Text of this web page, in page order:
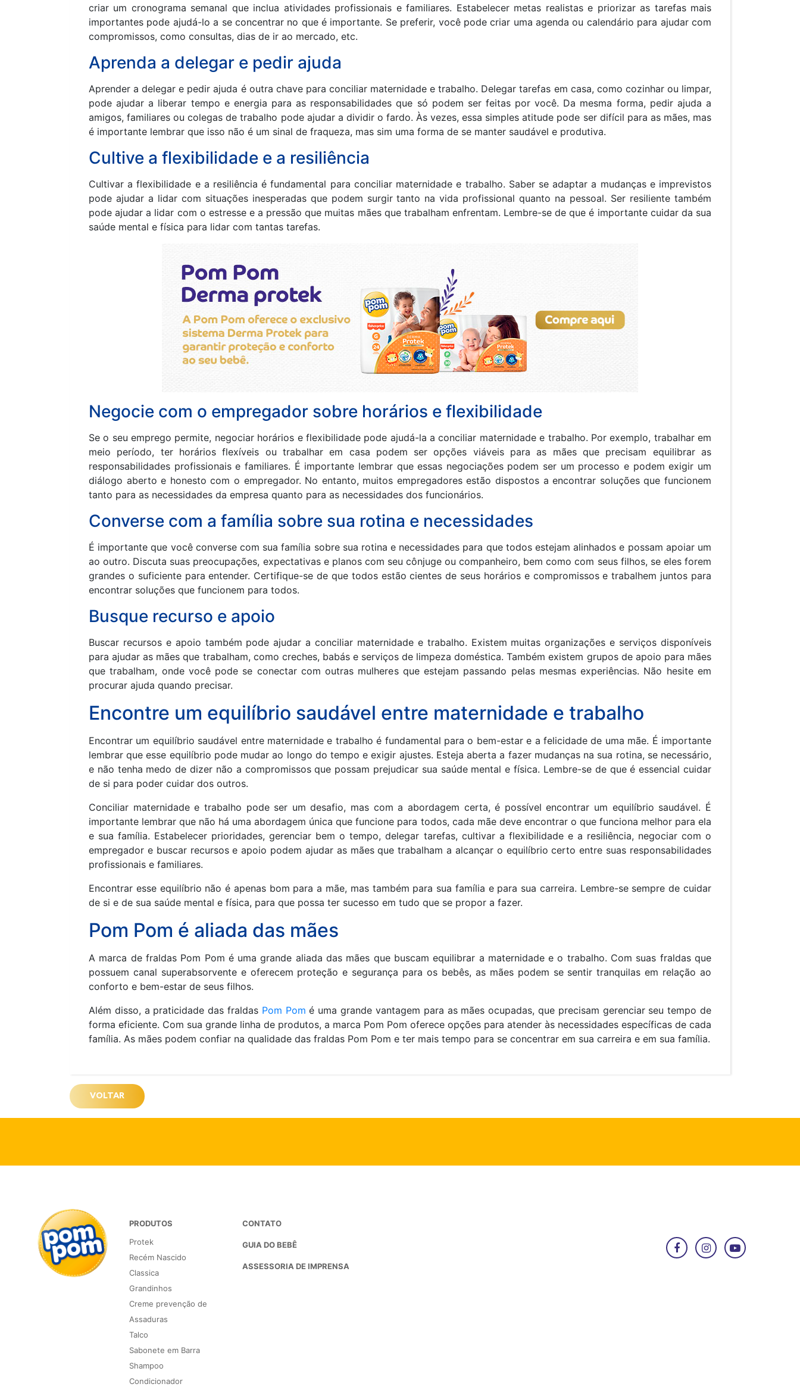
criar um cronograma semanal que inclua atividades profissionais e familiares. Estabelecer metas realistas e priorizar as tarefas mais
importantes pode ajudá-lo a se concentrar no que é importante. Se preferir, você pode criar uma agenda ou calendário para ajudar com
compromissos, como consultas, dias de ir ao mercado, etc.
Aprenda a delegar e pedir ajuda
Aprender a delegar e pedir ajuda é outra chave para conciliar maternidade e trabalho. Delegar tarefas em casa, como cozinhar ou limpar,
pode ajudar a liberar tempo e energia para as responsabilidades que só podem ser feitas por você. Da mesma forma, pedir ajuda a
amigos, familiares ou colegas de trabalho pode ajudar a dividir o fardo. Às vezes, essa simples atitude pode ser difícil para as mães, mas
é importante lembrar que isso não é um sinal de fraqueza, mas sim uma forma de se manter saudável e produtiva.
Cultive a flexibilidade e a resiliência
Cultivar a flexibilidade e a resiliência é fundamental para conciliar maternidade e trabalho. Saber se adaptar a mudanças e imprevistos
pode ajudar a lidar com situações inesperadas que podem surgir tanto na vida profissional quanto na pessoal. Ser resiliente também
pode ajudar a lidar com o estresse e a pressão que muitas mães que trabalham enfrentam. Lembre-se de que é importante cuidar da sua
saúde mental e física para lidar com tantas tarefas.
Negocie com o empregador sobre horários e flexibilidade
Se o seu emprego permite, negociar horários e flexibilidade pode ajudá-la a conciliar maternidade e trabalho. Por exemplo, trabalhar em
meio período, ter horários flexíveis ou trabalhar em casa podem ser opções viáveis para as mães que precisam equilibrar as
responsabilidades profissionais e familiares. É importante lembrar que essas negociações podem ser um processo e podem exigir um
diálogo aberto e honesto com o empregador. No entanto, muitos empregadores estão dispostos a encontrar soluções que funcionem
tanto para as necessidades da empresa quanto para as necessidades dos funcionários.
Converse com a família sobre sua rotina e necessidades
É importante que você converse com sua família sobre sua rotina e necessidades para que todos estejam alinhados e possam apoiar um
ao outro. Discuta suas preocupações, expectativas e planos com seu cônjuge ou companheiro, bem como com seus filhos, se eles forem
grandes o suficiente para entender. Certifique-se de que todos estão cientes de seus horários e compromissos e trabalhem juntos para
encontrar soluções que funcionem para todos.
Busque recurso e apoio
Buscar recursos e apoio também pode ajudar a conciliar maternidade e trabalho. Existem muitas organizações e serviços disponíveis
para ajudar as mães que trabalham, como creches, babás e serviços de limpeza doméstica. Também existem grupos de apoio para mães
que trabalham, onde você pode se conectar com outras mulheres que estejam passando pelas mesmas experiências. Não hesite em
procurar ajuda quando precisar.
Encontre um equilíbrio saudável entre maternidade e trabalho
Encontrar um equilíbrio saudável entre maternidade e trabalho é fundamental para o bem-estar e a felicidade de uma mãe. É importante
lembrar que esse equilíbrio pode mudar ao longo do tempo e exigir ajustes. Esteja aberta a fazer mudanças na sua rotina, se necessário,
e não tenha medo de dizer não a compromissos que possam prejudicar sua saúde mental e física. Lembre-se de que é essencial cuidar
de si para poder cuidar dos outros.
Conciliar maternidade e trabalho pode ser um desafio, mas com a abordagem certa, é possível encontrar um equilíbrio saudável. É
importante lembrar que não há uma abordagem única que funcione para todos, cada mãe deve encontrar o que funciona melhor para ela
e sua família. Estabelecer prioridades, gerenciar bem o tempo, delegar tarefas, cultivar a flexibilidade e a resiliência, negociar com o
empregador e buscar recursos e apoio podem ajudar as mães que trabalham a alcançar o equilíbrio certo entre suas responsabilidades
profissionais e familiares.
Encontrar esse equilíbrio não é apenas bom para a mãe, mas também para sua família e para sua carreira. Lembre-se sempre de cuidar
de si e de sua saúde mental e física, para que possa ter sucesso em tudo que se propor a fazer.
Pom Pom é aliada das mães
A marca de fraldas Pom Pom é uma grande aliada das mães que buscam equilibrar a maternidade e o trabalho. Com suas fraldas que
possuem canal superabsorvente e oferecem proteção e segurança para os bebês, as mães podem se sentir tranquilas em relação ao
conforto e bem-estar de seus filhos.
Além disso, a praticidade das fraldas Pom Pom é uma grande vantagem para as mães ocupadas, que precisam gerenciar seu tempo de
forma eficiente. Com sua grande linha de produtos, a marca Pom Pom oferece opções para atender às necessidades específicas de cada
família. As mães podem confiar na qualidade das fraldas Pom Pom e ter mais tempo para se concentrar em sua carreira e em sua família.
VOLTAR
PRODUTOS
Protek
Recém Nascido
Classica
Grandinhos
Creme prevenção de
Assaduras
Talco
Sabonete em Barra
Shampoo
Condicionador
CONTATO
GUIA DO BEBÊ
ASSESSORIA DE IMPRENSA